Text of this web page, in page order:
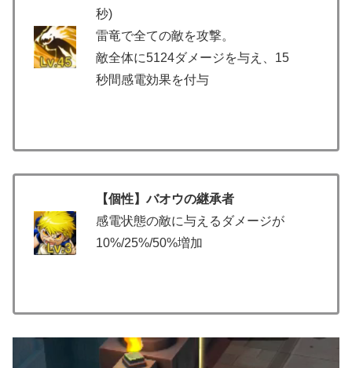
秒)
雷竜で全ての敵を攻撃。
敵全体に5124ダメージを与え、15
秒間感電効果を付与
【個性】バオウの継承者
感電状態の敵に与えるダメージが
10%/25%/50%増加